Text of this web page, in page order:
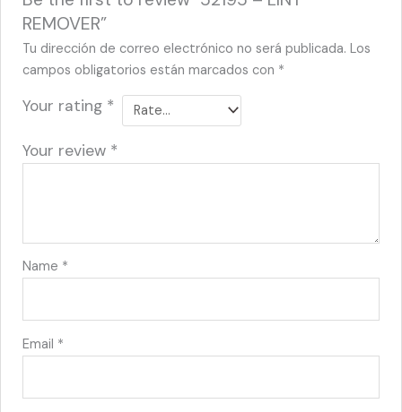
REMOVER”
Tu dirección de correo electrónico no será publicada. Los
campos obligatorios están marcados con *
Your rating *
Your review *
Name *
Email *